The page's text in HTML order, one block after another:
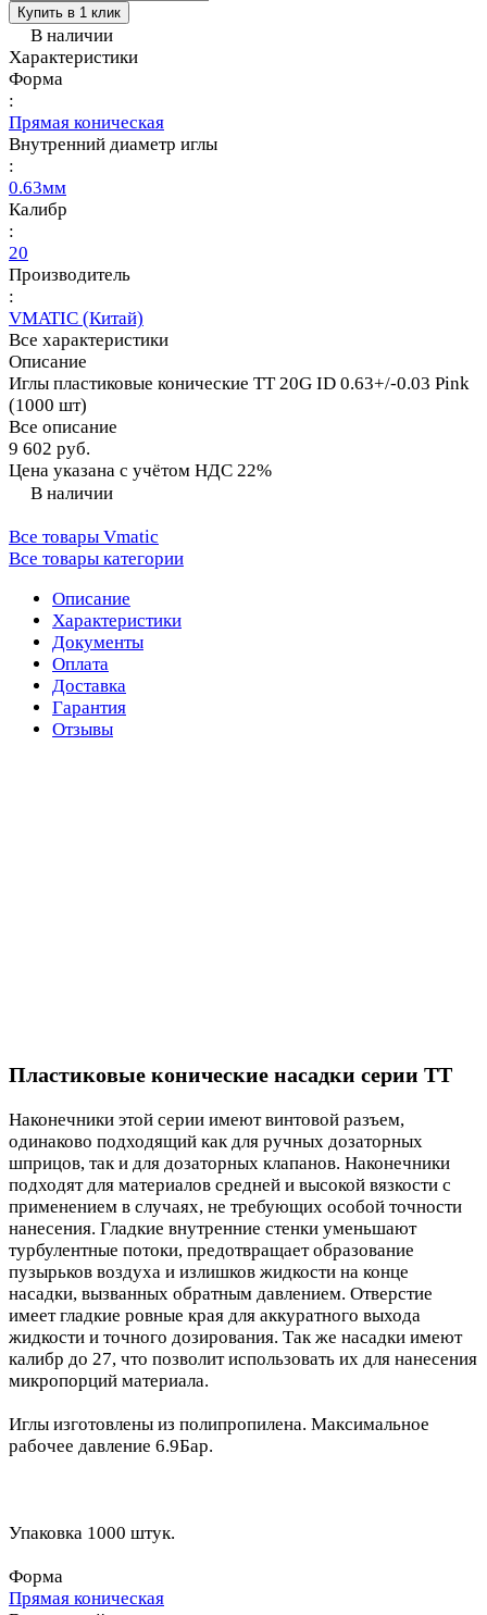
Купить в 1 клик
В наличии
Характеристики
Форма
:
Прямая коническая
Внутренний диаметр иглы
:
0.63мм
Калибр
:
20
Производитель
:
VMATIC (Китай)
Все характеристики
Описание
Иглы пластиковые конические TT 20G ID 0.63+/-0.03 Pink
(1000 шт)
Все описание
9 602 руб.
Цена указана с учётом НДС 22%
В наличии
Все товары Vmatic
Все товары категории
Описание
Характеристики
Документы
Оплата
Доставка
Гарантия
Отзывы
Пластиковые конические насадки серии TT
Наконечники этой серии имеют винтовой разъем,
одинаково подходящий как для ручных дозаторных
шприцов, так и для дозаторных клапанов. Наконечники
подходят для материалов средней и высокой вязкости с
применением в случаях, не требующих особой точности
нанесения. Гладкие внутренние стенки уменьшают
турбулентные потоки, предотвращает образование
пузырьков воздуха и излишков жидкости на конце
насадки, вызванных обратным давлением. Отверстие
имеет гладкие ровные края для аккуратного выхода
жидкости и точного дозирования. Так же насадки имеют
калибр до 27, что позволит использовать их для нанесения
микропорций материала.
Иглы изготовлены из полипропилена. Максимальное
рабочее давление 6.9Бар.
Упаковка 1000 штук.
Форма
Прямая коническая